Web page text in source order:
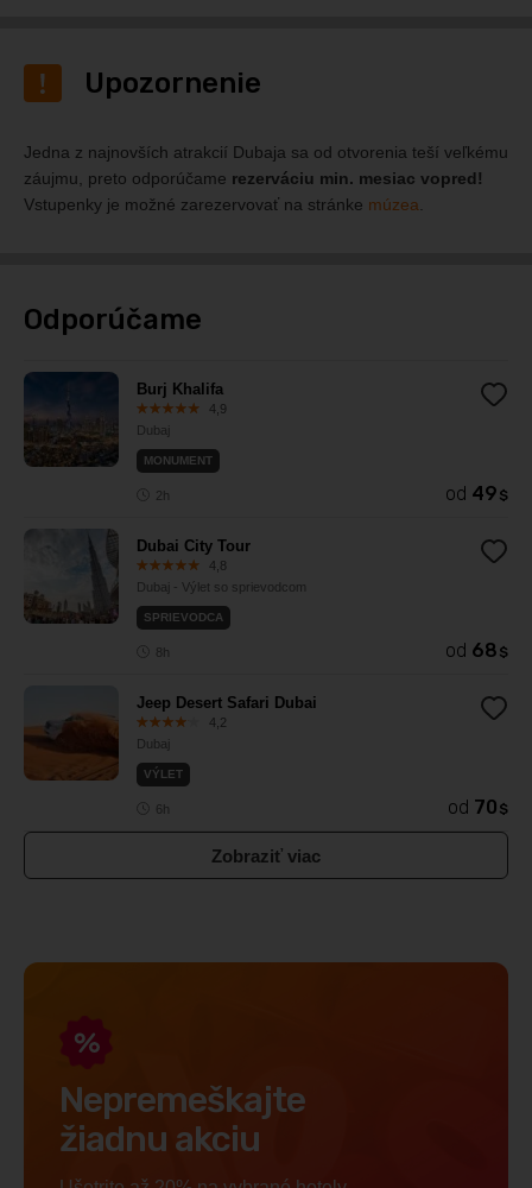
Upozornenie
Jedna z najnovších atrakcií Dubaja sa od otvorenia teší veľkému
záujmu, preto odporúčame rezerváciu min. mesiac vopred!
Vstupenky je možné zarezervovať na stránke múzea.
Odporúčame
Burj Khalifa
4,9
Dubaj
MONUMENT
2h od 49 $
Dubai City Tour
4,8
Dubaj - Výlet so sprievodcom
SPRIEVODCA
8h od 68 $
Jeep Desert Safari Dubai
4,2
Dubaj
VÝLET
6h od 70 $
Zobraziť viac
Nepremeškajte
žiadnu akciu